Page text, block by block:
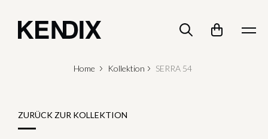
Home Kollektion SERRA 54
ZURÜCK ZUR KOLLEKTION